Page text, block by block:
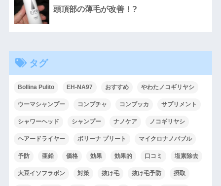
頭頂部の薄毛が改善！?
タグ
Bollina Pulito EH-NA97 おすすめ やわたノコギリヤシ
ウーマシャンプー コンブチャ コンブッカ サプリメント
シャワーヘッド シャンプー ナノケア ノコギリヤシ
ヘアードライヤー ボリーナ プリート マイクロナノバブル
予防 亜鉛 価格 効果 効果的 口コミ 塩素除去
大豆イソフラボン 対策 抜け毛 抜け毛予防 摂取